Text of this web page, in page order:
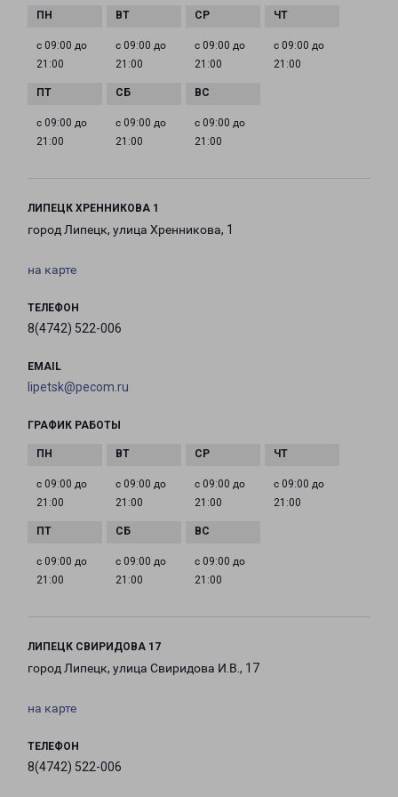
с 09:00 до
21:00
с 09:00 до
21:00
с 09:00 до
21:00
с 09:00 до
21:00
с 09:00 до
21:00
с 09:00 до
21:00
с 09:00 до
21:00
ЛИПЕЦК ХРЕННИКОВА 1
город Липецк, улица Хренникова, 1
на карте
ТЕЛЕФОН
8(4742) 522-006
EMAIL
lipetsk@pecom.ru
ГРАФИК РАБОТЫ
с 09:00 до
21:00
с 09:00 до
21:00
с 09:00 до
21:00
с 09:00 до
21:00
с 09:00 до
21:00
с 09:00 до
21:00
с 09:00 до
21:00
ЛИПЕЦК СВИРИДОВА 17
город Липецк, улица Свиридова И.В., 17
на карте
ТЕЛЕФОН
8(4742) 522-006